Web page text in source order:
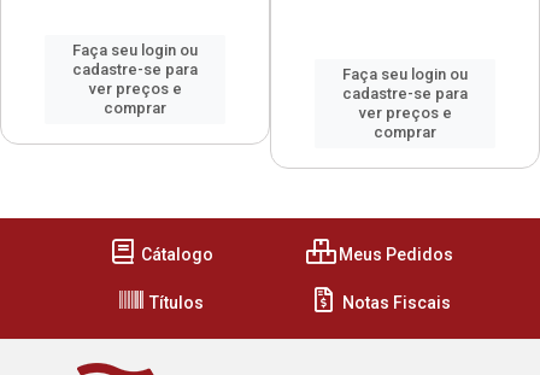
Faça seu login ou
cadastre-se para
ver preços e
comprar
Faça seu login ou
cadastre-se para
ver preços e
comprar
Cátalogo Meus Pedidos
Títulos Notas Fiscais